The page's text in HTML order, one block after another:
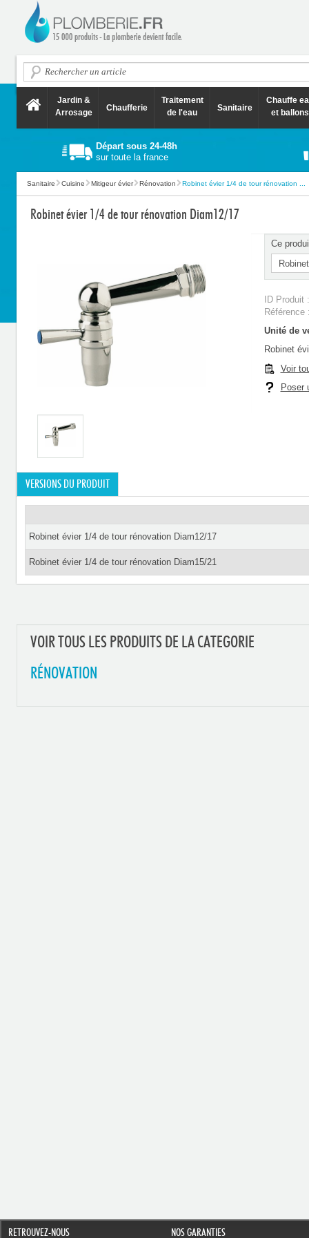
Jardin &
Arrosage
Chaufferie
Traitement
de l'eau
Sanitaire
Chauffe
et ballons
Départ sous 24-48h
sur toute la france
Sanitaire Cuisine Mitigeur évier Rénovation Robinet évier 1/4 de tour rénovation ...
Robinet évier 1/4 de tour rénovation Diam12/17
Ce
ID Produit
Unité de
Robinet
Voir
Poser
VERSIONS DU PRODUIT
Robinet évier 1/4 de tour rénovation Diam12/17
Robinet évier 1/4 de tour rénovation Diam15/21
VOIR TOUS LES PRODUITS DE LA CATEGORIE
RÉNOVATION
RETROUVEZ-NOUS NOS GARANTIES